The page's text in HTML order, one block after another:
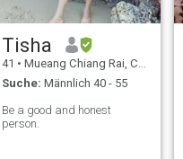
Tisha
41 • Mueang Chiang Rai, Chiang Rai, Thailand
Suche: Männlich 40 - 55
Be a good and honest
person.